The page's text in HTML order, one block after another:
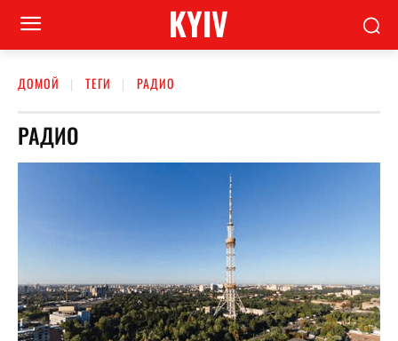
KYIV
ДОМОЙ ТЕГИ РАДИО
РАДИО